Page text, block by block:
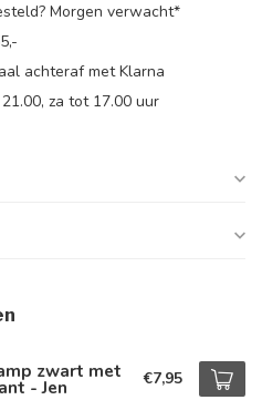
Morgen verwacht*
achteraf met Klarna
za tot 17.00 uur
zwart met
- Jen €7,95